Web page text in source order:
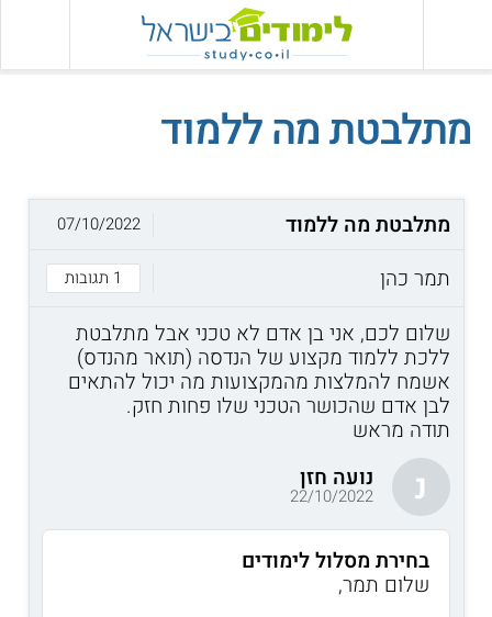
מתלבטת מה ללמוד
מתלבטת מה ללמוד
תמר כהן
1 תגובות
07/10/2022
שלום לכם, אני בן אדם לא טכני אבל מתלבטת
ללכת ללמוד מקצוע של הנדסה (תואר מהנדס)
אשמח להמלצות מהמקצועות מה יכול להתאים
לבן אדם שהכושר הטכני שלו פחות חזק.
תודה מראש
נ נועה חזן
22/10/2022
בחירת מסלול לימודים
שלום תמר,